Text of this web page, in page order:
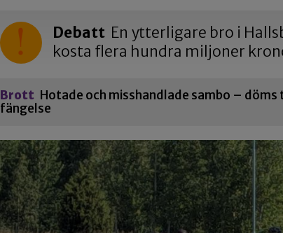
Debatt En ytterligare bro i
kosta flera hundra miljoner
Brott Hotade och misshandlade sambo –
fängelse